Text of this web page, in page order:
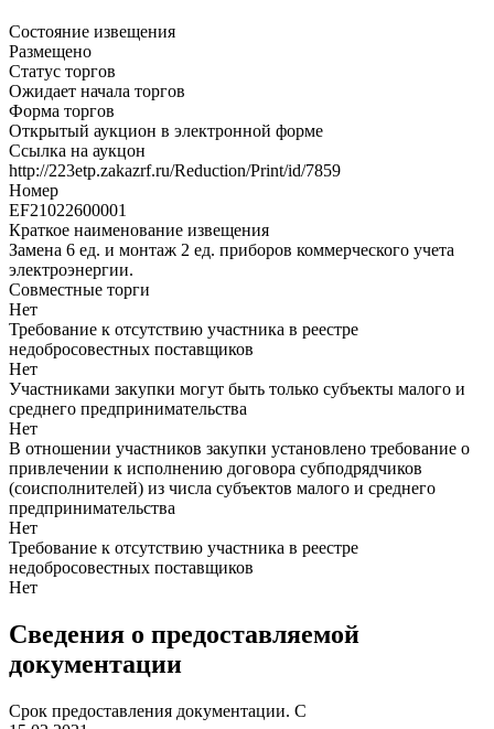
Состояние извещения
Размещено
Статус торгов
Ожидает начала торгов
Форма торгов
Открытый аукцион в электронной форме
Ссылка на аукцон
http://223etp.zakazrf.ru/Reduction/Print/id/7859
Номер
EF21022600001
Краткое наименование извещения
Замена 6 ед. и монтаж 2 ед. приборов коммерческого учета
электроэнергии.
Совместные торги
Нет
Требование к отсутствию участника в реестре
недобросовестных поставщиков
Нет
Участниками закупки могут быть только субъекты малого и
среднего предпринимательства
Нет
В отношении участников закупки установлено требование о
привлечении к исполнению договора субподрядчиков
(соисполнителей) из числа субъектов малого и среднего
предпринимательства
Нет
Требование к отсутствию участника в реестре
недобросовестных поставщиков
Нет
Сведения о предоставляемой
документации
Срок предоставления документации. С